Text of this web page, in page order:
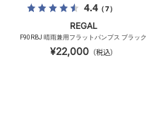
4.4（7）
REGAL
F90RBJ 晴雨兼用フラットパンプス ブラック
¥22,000（税込）